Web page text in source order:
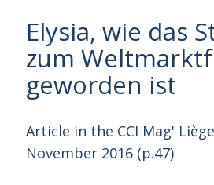
Elysia, wie das
zum
geworden ist
Article in the CCI Mag'
November 2016 (p.47)